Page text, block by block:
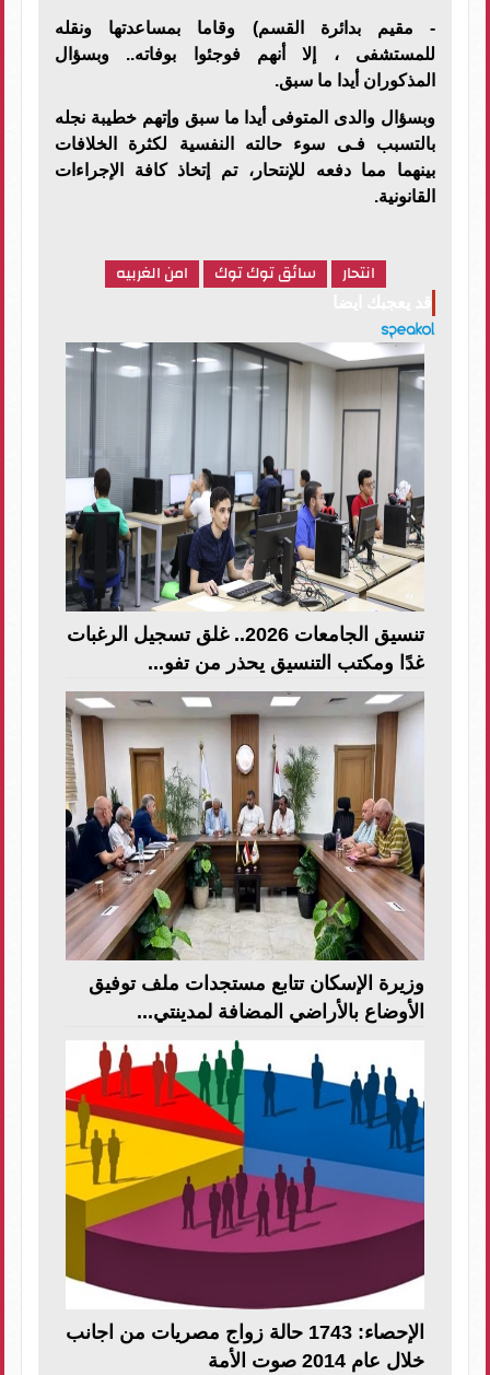
- مقيم بدائرة القسم) وقاما بمساعدتها ونقله
للمستشفى ، إلا أنهم فوجئوا بوفاته.. وبسؤال
المذكوران أيدا ما سبق.
وبسؤال والدى المتوفى أيدا ما سبق وإتهم خطيبة نجله
بالتسبب فـى سوء حالته النفسية لكثرة الخلافات
بينهما مما دفعه للإنتحار، تم إتخاذ كافة الإجراءات
القانونية.
انتحار سائق توك توك امن الغربيه
تنسيق الجامعات 2026.. غلق تسجيل الرغبات
غدًا ومكتب التنسيق يحذر من تفو...
وزيرة الإسكان تتابع مستجدات ملف توفيق
الأوضاع بالأراضي المضافة لمدينتي...
الإحصاء: 1743 حالة زواج مصريات من اجانب
خلال عام 2014 صوت الأمة